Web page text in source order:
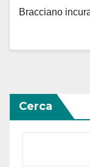
Bracciano
Cerca